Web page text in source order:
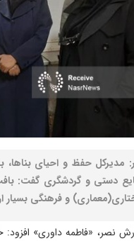
مدیرکل حفظ و احیای
دستی و گردشگری گفت:
و فرهنگی بسیار